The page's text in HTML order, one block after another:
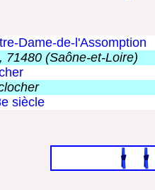
Dame-de-l'Assomption
71480 (Saône-et-Loire)
siècle